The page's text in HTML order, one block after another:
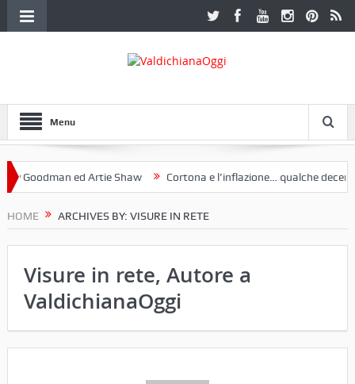
Menu
ed Artie Shaw Cortona e l’inflazione… qualche decennio
HOME ARCHIVES BY: VISURE IN RETE
Visure in rete, Autore a
ValdichianaOggi